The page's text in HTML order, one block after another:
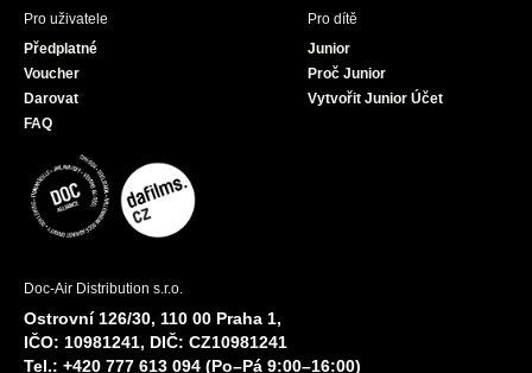
Pro uživatele
Předplatné
Voucher
Darovat
FAQ
Pro dítě
Junior
Proč Junior
Vytvořit Junior Účet
Doc-Air Distribution s.r.o.
Ostrovní 126/30, 110 00 Praha 1,
IČO: 10981241, DIČ: CZ10981241
Tel.: +420 777 613 094 (Po–Pá 9:00–16:00)